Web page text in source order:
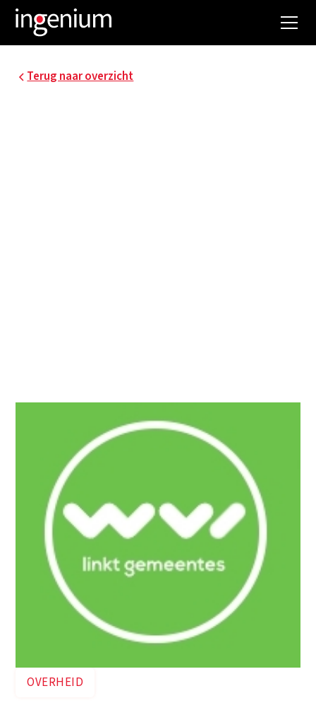
Terug naar overzicht
OVERHEID